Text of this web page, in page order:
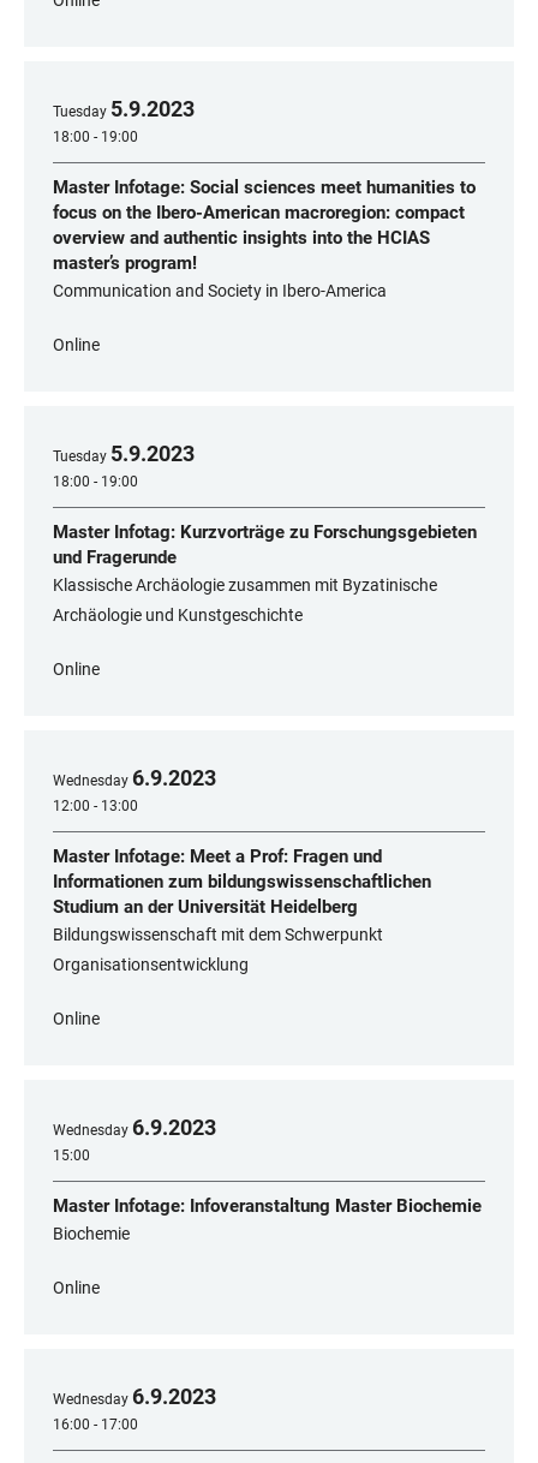
Tuesday 5.9.2023
18:00 - 19:00
Master Infotage: Social sciences meet humanities to
focus on the Ibero-American macroregion: compact
overview and authentic insights into the HCIAS
master’s program!
Communication and Society in Ibero-America
Online
Tuesday 5.9.2023
18:00 - 19:00
Master Infotag: Kurzvorträge zu Forschungsgebieten
und Fragerunde
Klassische Archäologie zusammen mit Byzatinische
Archäologie und Kunstgeschichte
Online
Wednesday 6.9.2023
12:00 - 13:00
Master Infotage: Meet a Prof: Fragen und
Informationen zum bildungswissenschaftlichen
Studium an der Universität Heidelberg
Bildungswissenschaft mit dem Schwerpunkt
Organisationsentwicklung
Online
Wednesday 6.9.2023
15:00
Master Infotage: Infoveranstaltung Master Biochemie
Biochemie
Online
Wednesday 6.9.2023
16:00 - 17:00